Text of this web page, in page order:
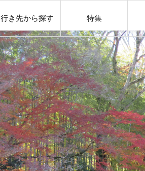
行き先から探す 特集